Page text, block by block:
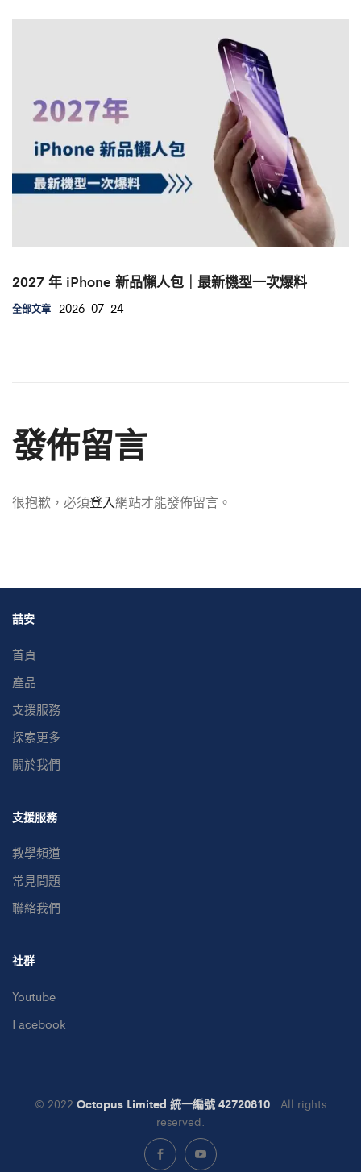
2027 年 iPhone 新品懶人包｜最新機型一次爆料
全部文章 2026-07-24
發佈留言
很抱歉，必須登入網站才能發佈留言。
喆安
首頁
產品
支援服務
探索更多
關於我們
支援服務
教學頻道
常見問題
聯絡我們
社群
Youtube
Facebook
© 2022 Octopus Limited 統一編號 42720810
. All rights
reserved.